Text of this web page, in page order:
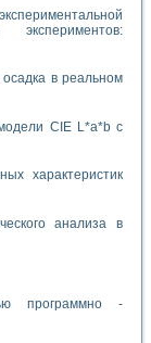
в реальном
CIE L*a*b с
характеристик
анализа в
программно -